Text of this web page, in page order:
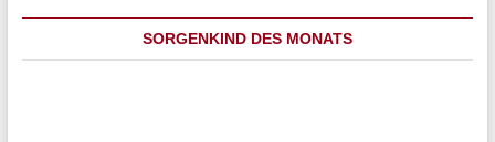
SORGENKIND DES MONATS